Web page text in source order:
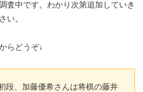
査中です。わかり次第追加していき
い。
らどうぞ↓
段、加藤優希さんは将棋の藤井